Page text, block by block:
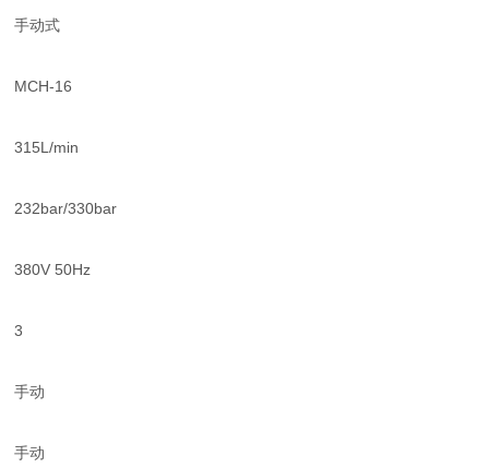
手动式
MCH-16
315L/min
232bar/330bar
380V 50Hz
3
手动
手动